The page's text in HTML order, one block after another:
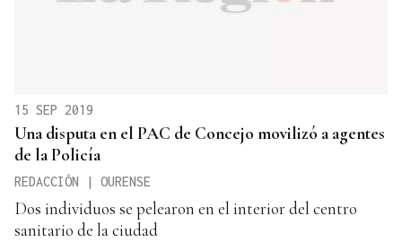
15 SEP 2019
Una disputa en el PAC de Concejo movilizó a agentes
de la Policía
REDACCIÓN | OURENSE
Dos individuos se pelearon en el interior del centro
sanitario de la ciudad